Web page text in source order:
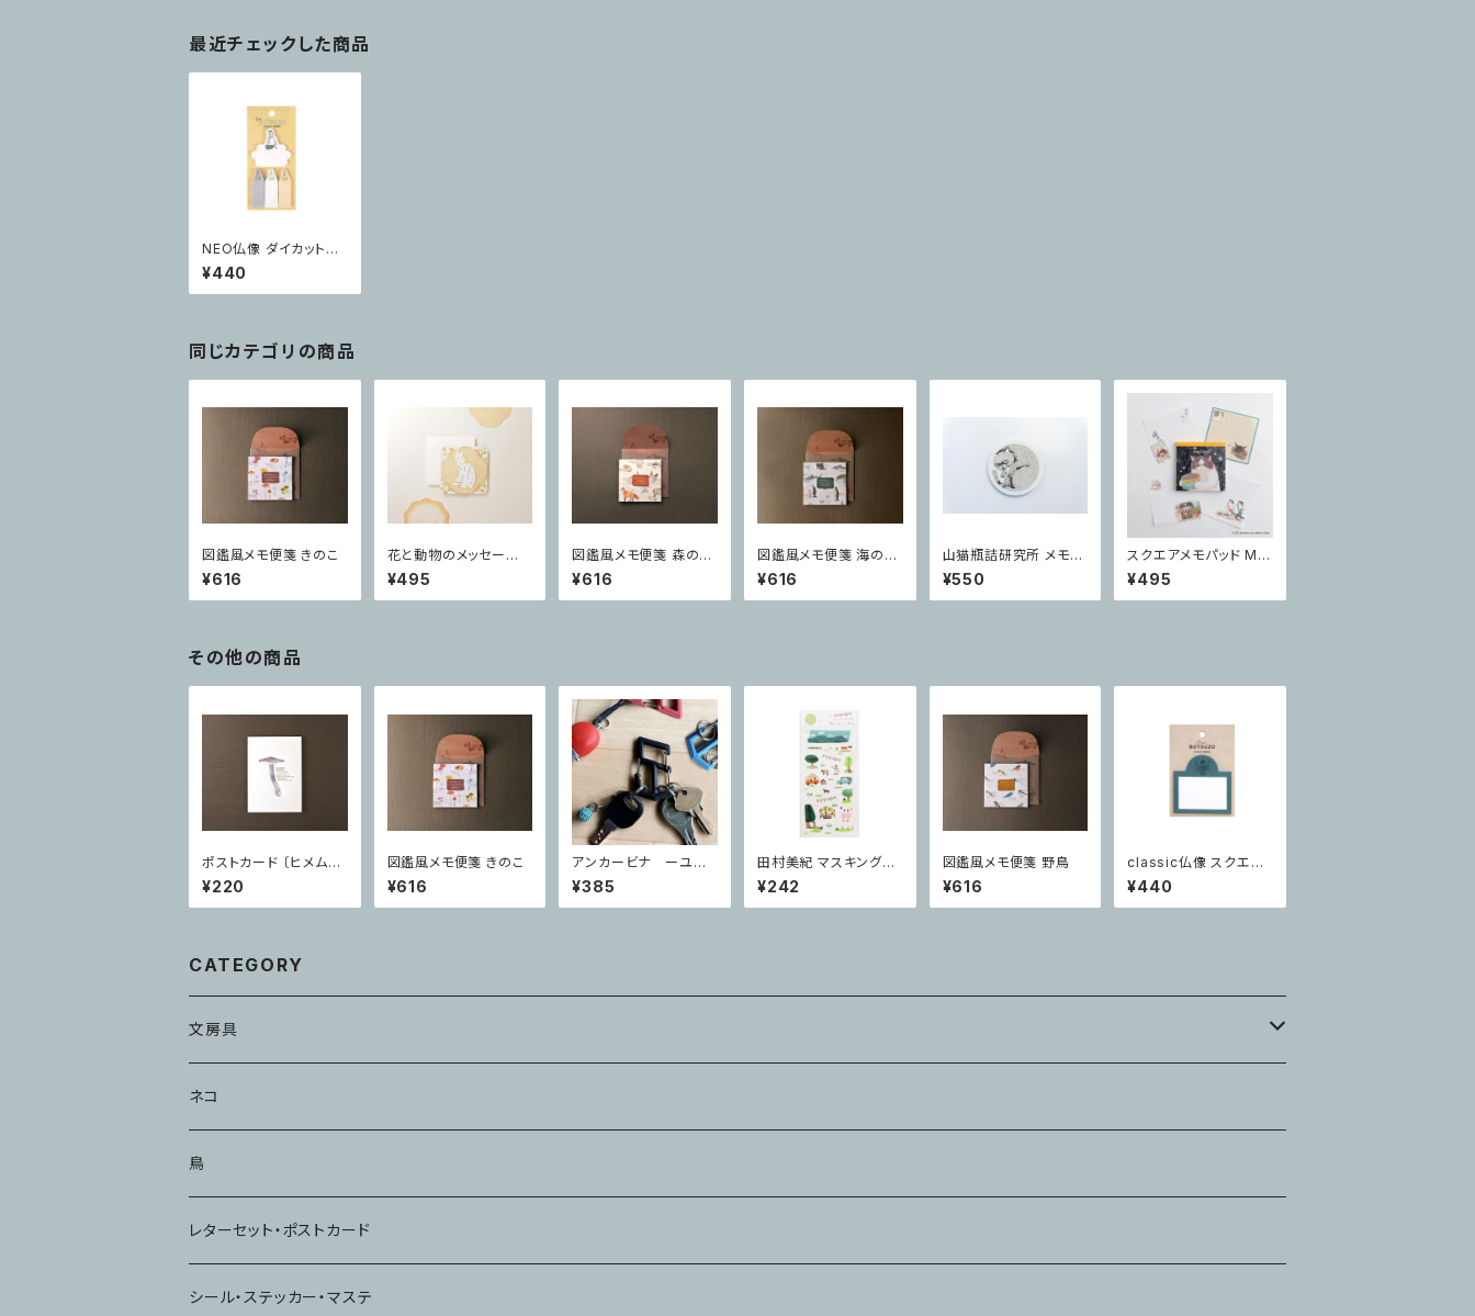
最近チェックした商品
NEO仏像 ダイカット付
箋 弥勒菩薩
¥440
同じカテゴリの商品
図鑑風メモ便箋 きのこ
¥616
花と動物のメッセージ
カード 〔猫〕
¥495
図鑑風メモ便箋 森の動
物
¥616
図鑑風メモ便箋 海の生
き物
¥616
山猫瓶詰研究所 メモ
帳・丸型メモ ロゴねこ
¥550
スクエアメモパッド Mo
bu
¥495
その他の商品
ポストカード 〔ヒメムラ
サキシメジ〕
¥220
図鑑風メモ便箋 きのこ
¥616
アンカービナ ーユニ
ークデザインのコンパ
クトカラビナー ブラック
¥385
田村美紀 マスキングシ
ール Marche
¥242
図鑑風メモ便箋 野鳥
¥616
classic仏像 スクエア
付箋 阿修羅
¥440
CATEGORY
文房具
メモ・ふせん
ハンコ・スタンプ
ノート
ネコ
鳥
レターセット・ポストカード
シール・ステッカー・マステ